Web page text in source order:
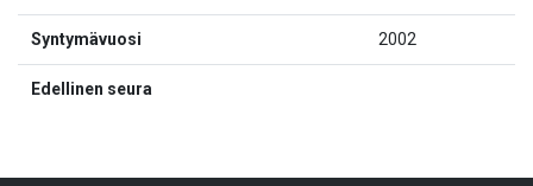
Syntymävuosi 2002
Edellinen seura